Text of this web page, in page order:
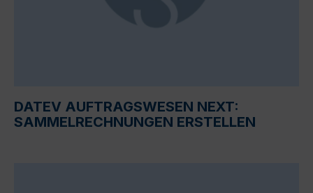
DATEV AUFTRAGSWESEN NEXT:
SAMMELRECHNUNGEN ERSTELLEN